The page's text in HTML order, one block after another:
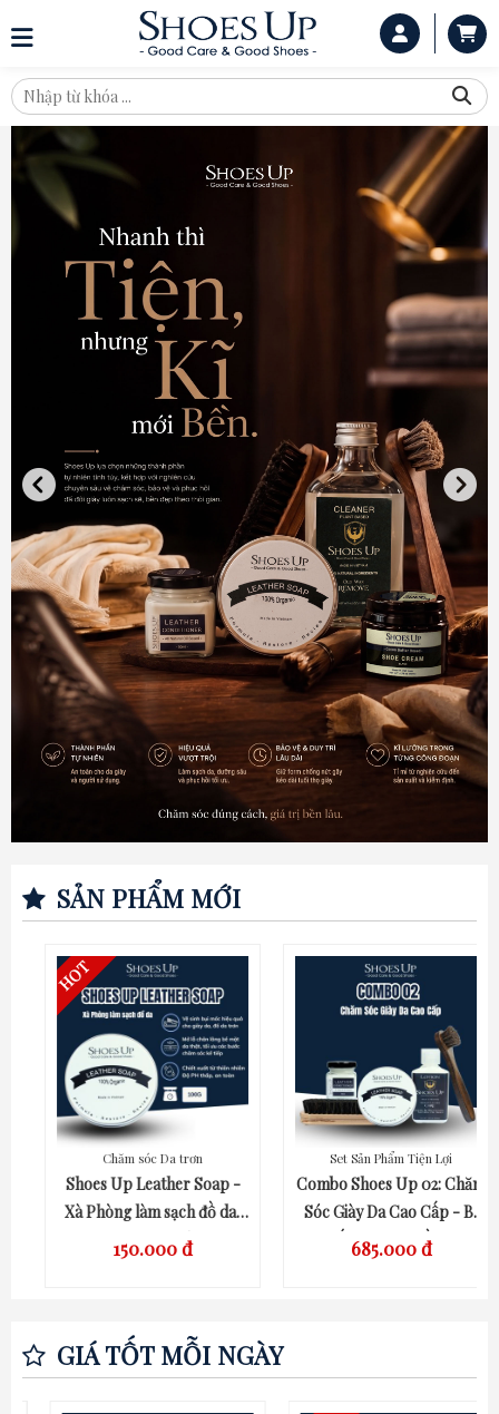
SẢN PHẨM MỚI
QUICK VIEW
Chăm sóc Da trơn
Shoes Up Leather Soap -
Xà Phòng làm sạch đồ da,
giày da, áo da, túi xách
150.000 đ
QUICK VIEW
Set Sản Phẩm Tiện Lợi
Combo Shoes Up 02: Chăm
Sóc Giày Da Cao Cấp - Bí
Quyết Giữ Giày Bền Đẹp
685.000 đ
GIÁ TỐT MỖI NGÀY